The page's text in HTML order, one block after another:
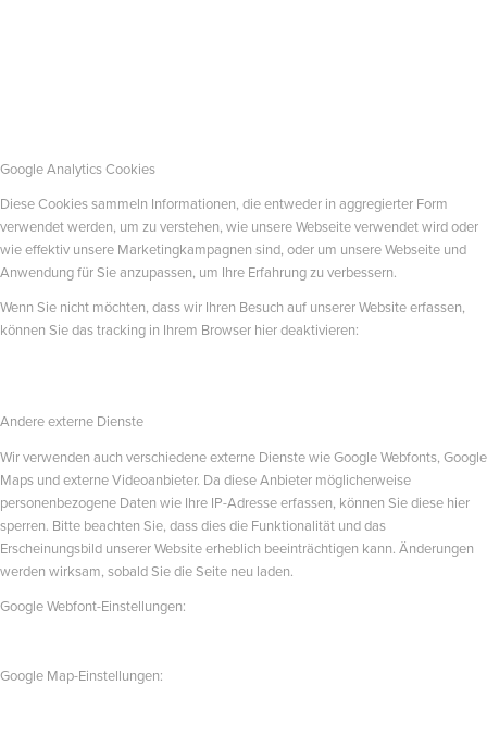
Google Analytics Cookies
Diese Cookies sammeln Informationen, die entweder in aggregierter Form
verwendet werden, um zu verstehen, wie unsere Webseite verwendet wird oder
wie effektiv unsere Marketingkampagnen sind, oder um unsere Webseite und
Anwendung für Sie anzupassen, um Ihre Erfahrung zu verbessern.
Wenn Sie nicht möchten, dass wir Ihren Besuch auf unserer Website erfassen,
können Sie das tracking in Ihrem Browser hier deaktivieren:
Andere externe Dienste
Wir verwenden auch verschiedene externe Dienste wie Google Webfonts, Google
Maps und externe Videoanbieter. Da diese Anbieter möglicherweise
personenbezogene Daten wie Ihre IP-Adresse erfassen, können Sie diese hier
sperren. Bitte beachten Sie, dass dies die Funktionalität und das
Erscheinungsbild unserer Website erheblich beeinträchtigen kann. Änderungen
werden wirksam, sobald Sie die Seite neu laden.
Google Webfont-Einstellungen:
Google Map-Einstellungen: